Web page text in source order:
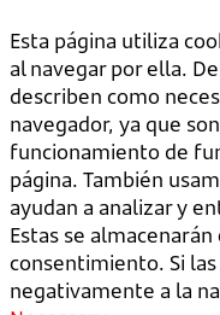
Esta página utiliza
al navegar por ella.
describen como
navegador, ya que
funcionamiento de
página. También
ayudan a analizar y
Estas se
consentimiento. Si
negativamente a la